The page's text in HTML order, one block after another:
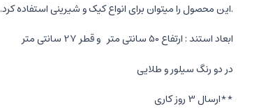
.این محصول را میتوان برای انواع کیک و شیرینی استفاده کرد.
ابعاد استند : ارتفاع 50 سانتی متر و قطر 27 سانتی متر
در دو رنگ سیلور و طلایی
**ارسال 3 روز کاری